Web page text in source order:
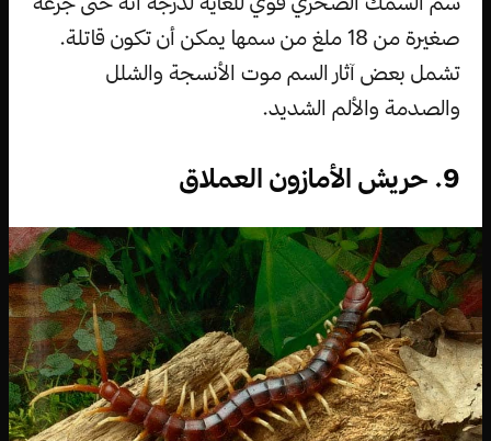
صغيرة من 18 ملغ من سمها يمكن أن تكون قاتلة.
تشمل بعض آثار السم موت الأنسجة والشلل
والصدمة والألم الشديد.
9. حريش الأمازون العملاق